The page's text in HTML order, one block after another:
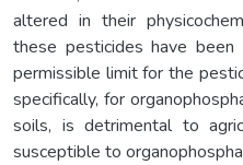
altered in their
these pesticides have been
permissible limit for the
specifically, for
soils, is detrimental to
susceptible to